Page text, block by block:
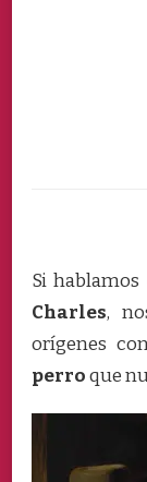
Si
Charles,
orígenes
perroque